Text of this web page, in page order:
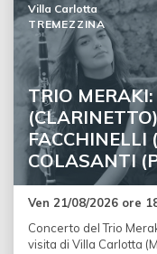
TRIO
FACCHINELLI
COLASANTI
Villa Carlotta
TREMEZZINA
Ven 21/08/2026 ore
Concerto del Trio
visita di Villa Carlotta